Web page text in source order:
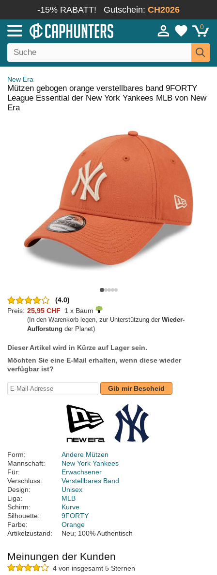
-15% RABATT! Gutschein: CH2026
0
New Era
Mützen gebogen orange verstellbares band 9FORTY
League Essential der New York Yankees MLB von New
Era
(4.0)
Preis: 25,95 CHF 1 x Baum
(In den Warenkorb legen, zur Unterstützung der Wieder-
Aufforstung der Planet)
Dieser Artikel wird in Kürze auf Lager sein.
Möchten Sie eine E-Mail erhalten, wenn diese wieder
verfügbar ist?
Gib mir Bescheid
Form:
Andere Mützen
Mannschaft:
New York Yankees
Für:
Erwachsener
Verschluss:
Verstellbares Band
Design:
Unisex
Liga:
MLB
Schirm:
Kurve
Silhouette:
9FORTY
Farbe:
Orange
Artikelzustand:
Neu; 100% Authentisch
Meinungen der Kunden
4 von insgesamt 5 Sternen